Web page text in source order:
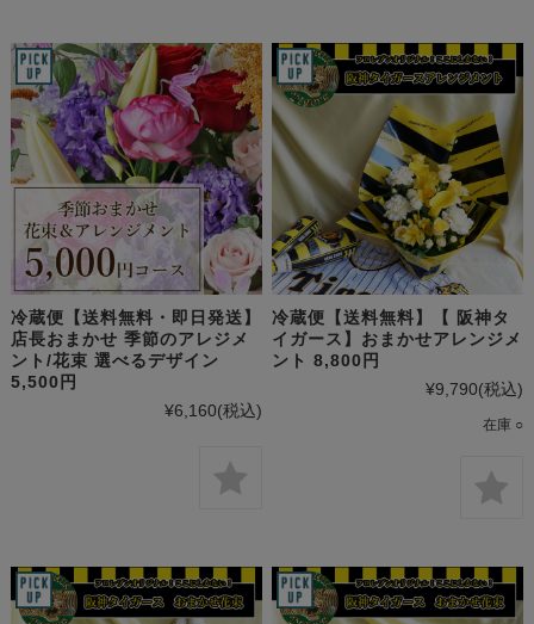
冷蔵便【送料無料・即日発送】
店長おまかせ 季節のアレジメ
ント/花束 選べるデザイン
5,500円
¥6,160(税込)
冷蔵便【送料無料】【 阪神タ
イガース】おまかせアレンジメ
ント 8,800円
¥9,790(税込)
在庫 ○